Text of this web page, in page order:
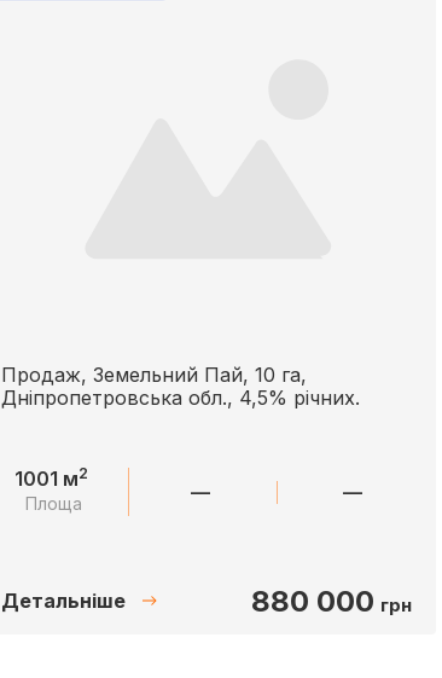
Продаж, Земельний Пай, 10 га,
Дніпропетровська обл., 4,5% річних.
1001 м2
Площа — —
Детальніше 880 000 грн